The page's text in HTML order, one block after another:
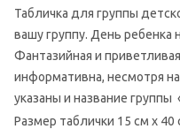
Табличка для группы
вашу группу. День ребенка
Фантазийная и
информативна, несмотря
указаны и название группы
Размер таблички 15 см х 40